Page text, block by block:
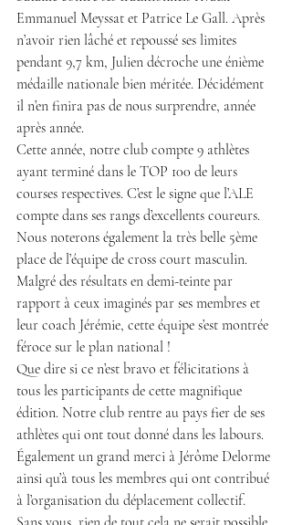
Emmanuel Meyssat et Patrice Le Gall. Après
n’avoir rien lâché et repoussé ses limites
pendant 9,7 km, Julien décroche une énième
médaille nationale bien méritée. Décidément
il n’en finira pas de nous surprendre, année
après année.
Cette année, notre club compte 9 athlètes
ayant terminé dans le TOP 100 de leurs
courses respectives. C’est le signe que l’ALE
compte dans ses rangs d’excellents coureurs.
Nous noterons également la très belle 5ème
place de l’équipe de cross court masculin.
Malgré des résultats en demi-teinte par
rapport à ceux imaginés par ses membres et
leur coach Jérémie, cette équipe s’est montrée
féroce sur le plan national !
Que dire si ce n’est bravo et félicitations à
tous les participants de cette magnifique
édition. Notre club rentre au pays fier de ses
athlètes qui ont tout donné dans les labours.
Également un grand merci à Jérôme Delorme
ainsi qu’à tous les membres qui ont contribué
à l’organisation du déplacement collectif.